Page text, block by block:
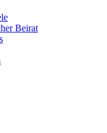
Beirat